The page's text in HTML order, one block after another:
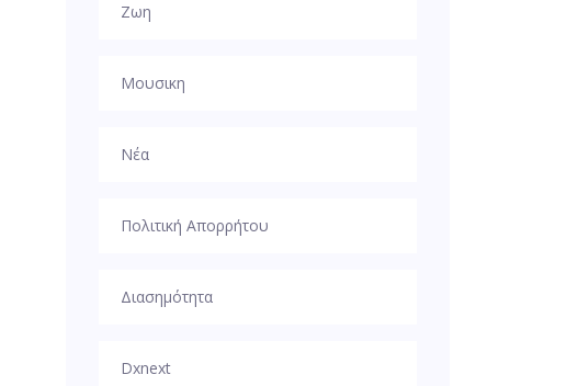
Ζωη
Μουσικη
Νέα
Πολιτική Απορρήτου
Διασημότητα
Dxnext